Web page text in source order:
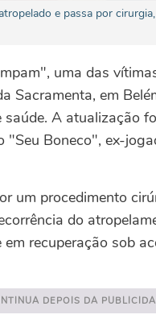
e passa por
uma das
Sacramenta, em
A atualização
"Seu Boneco", ex-
um procedimento
do
recuperação sob